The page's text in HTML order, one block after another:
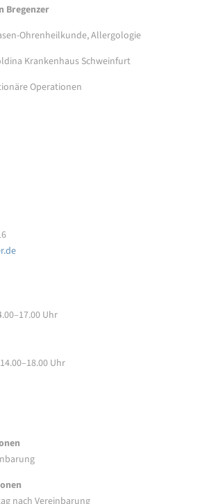
Bregenzer
Ohrenheilkunde, Allergologie
Krankenhaus Schweinfurt
Operationen
Uhr
Uhr